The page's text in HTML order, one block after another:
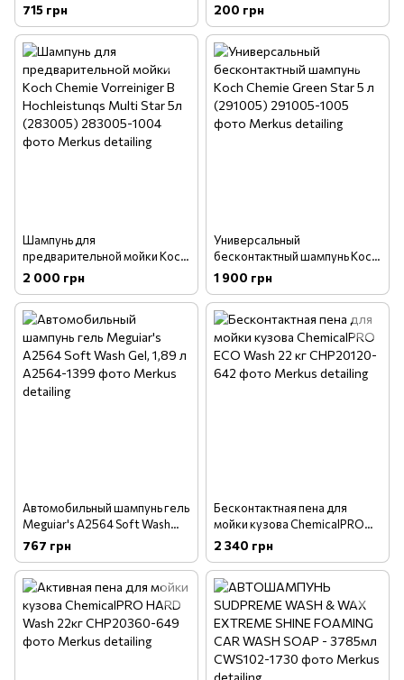
мойки Koch Chemie
Autoshampoo AS 1л (13001)
715 грн
Green Star GS 250 мл (на
разлив) (25001/250)
200 грн
Шампунь для
предварительной мойки Koch
Chemie Vorreiniger B
Hochleistunqs Multi Star 5л
(283005)
2 000 грн
Универсальный
бесконтактный шампунь Koch
Chemie Green Star 5 л
(291005)
1 900 грн
Автомобильный шампунь гель
Meguiar's A2564 Soft Wash
Gel, 1,89 л
767 грн
Бесконтактная пена для
мойки кузова ChemicalPRO
ECO Wash 22 кг
2 340 грн